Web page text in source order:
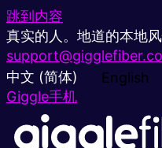
跳到内容
真实的人。地道的本地风
中文 (简体)
English
Giggle手机